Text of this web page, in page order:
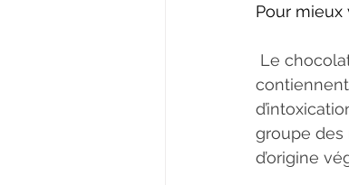
Pour
groupe
d’origine